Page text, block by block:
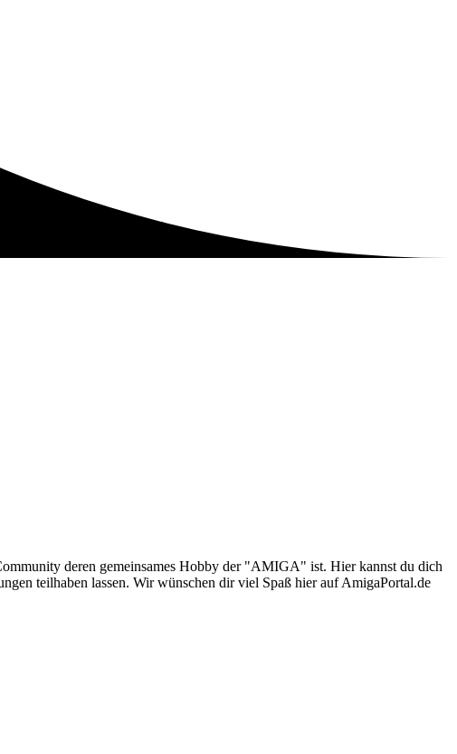
deren gemeinsames Hobby der "AMIGA" ist. Hier kannst du dich
teilhaben lassen. Wir wünschen dir viel Spaß hier auf AmigaPortal.de